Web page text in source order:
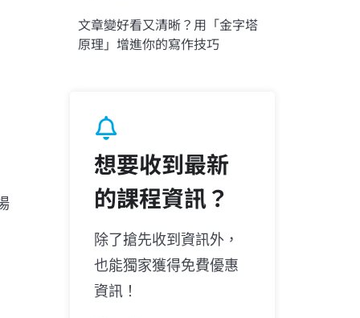
文章變好看又清晰？用「金字塔
原理」增進你的寫作技巧
想要收到最新
的課程資訊？
除了搶先收到資訊外，
也能獨家獲得免費優惠
資訊！